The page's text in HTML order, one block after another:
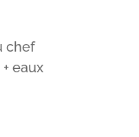
chef
eaux